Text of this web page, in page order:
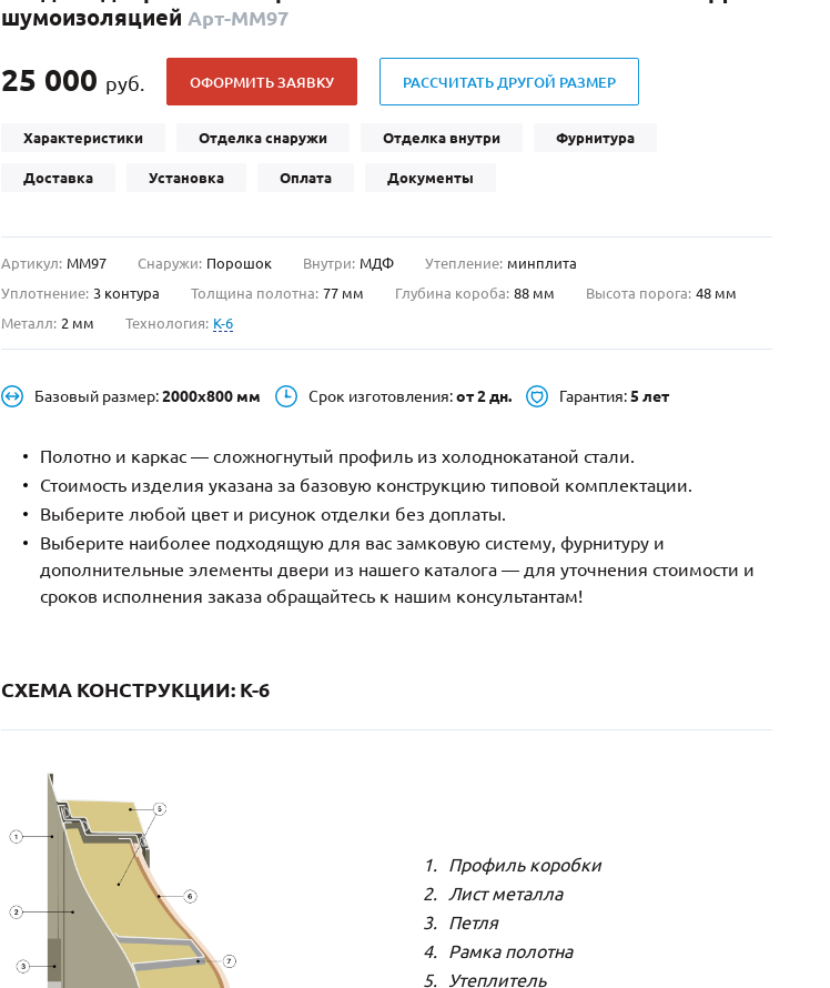
С отбойником (91)
С импостами (73)
С витражами (11)
В современном стиле
С фрамугой(265)
4-го класса защиты (499)
Полуторапольные
шумоизоляцией Арт-ММ97
25 000 руб. ОФОРМИТЬ ЗАЯВКУ РАССЧИТАТЬ ДРУГОЙ РАЗМЕР
Характеристики Отделка снаружи Отделка внутри Фурнитура
Доставка Установка Оплата Документы
Артикул: ММ97 Снаружи: Порошок Внутри: МДФ Утепление: минплита
Уплотнение: 3 контура Толщина полотна: 77 мм Глубина короба: 88 мм Высота порога: 48 мм
Металл: 2 мм Технология: K-6
Базовый размер:2000х800 мм Срок изготовления:от 2 дн. Гарантия:5 лет
Полотно и каркас — сложногнутый профиль из холоднокатаной стали.
Стоимость изделия указана за базовую конструкцию типовой комплектации.
Выберите любой цвет и рисунок отделки без доплаты.
Выберите наиболее подходящую для вас замковую систему, фурнитуру и
дополнительные элементы двери из нашего каталога — для уточнения стоимости и
сроков исполнения заказа обращайтесь к нашим консультантам!
СХЕМА КОНСТРУКЦИИ: K-6
Профиль коробки
Лист металла
Петля
Рамка полотна
Утеплитель